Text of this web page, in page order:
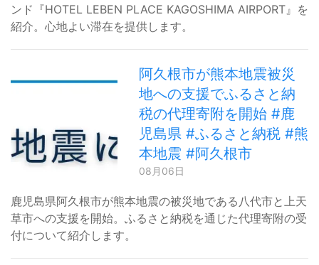
ンド『HOTEL LEBEN PLACE KAGOSHIMA AIRPORT』を
紹介。心地よい滞在を提供します。
阿久根市が熊本地震被災
地への支援でふるさと納
税の代理寄附を開始 #鹿
児島県 #ふるさと納税 #熊
本地震 #阿久根市
08月06日
鹿児島県阿久根市が熊本地震の被災地である八代市と上天
草市への支援を開始。ふるさと納税を通じた代理寄附の受
付について紹介します。